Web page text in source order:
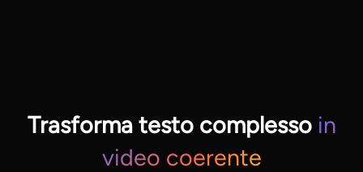
Trasforma testo complesso in
video coerente